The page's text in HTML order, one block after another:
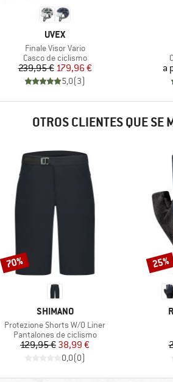
MARCA
UVEX
Artículo
Finale Visor Vario
Product group
Casco de ciclismo
Precio
239,95 €Precio reducido
179,96 €
5,0(3)
a
OTROS CLIENTES QUE SE
MARCA
SHIMANO
Artículo
Protezione Shorts W/O Liner
Product group
Pantalones de ciclismo
Precio
129,95 €Precio reducido
38,99 €
0,0(0)
Descuento
70% 25%